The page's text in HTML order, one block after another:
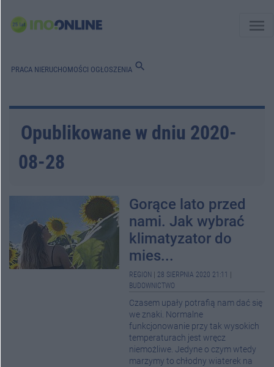
menu
PRACA NIERUCHOMOŚCI OGŁOSZENIA search
Opublikowane w dniu 2020-
08-28
Gorące lato przed
nami. Jak wybrać
klimatyzator do
mies...
REGION 28 SIERPNIA 2020 21:11
BUDOWNICTWO
Czasem upały potrafią nam dać się
we znaki. Normalne
funkcjonowanie przy tak wysokich
temperaturach jest wręcz
niemożliwe. Jedyne o czym wtedy
marzymy to chłodny wiaterek na